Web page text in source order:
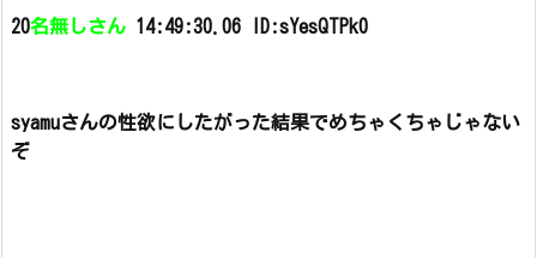
20名無しさん 14:49:30.06 ID:sYesQTPk0
syamuさんの性欲にしたがった結果でめちゃくちゃじゃない
ぞ